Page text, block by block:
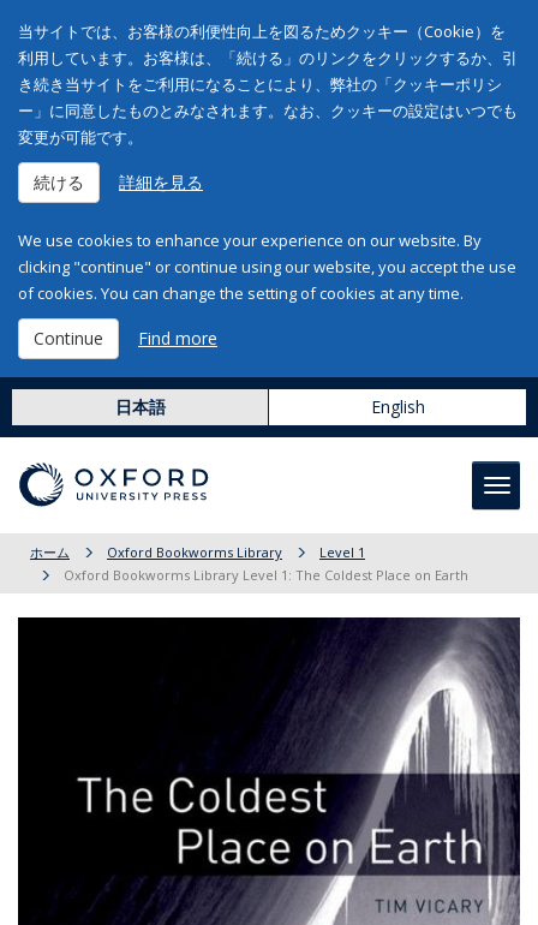
当サイトでは、お客様の利便性向上を図るためクッキー（Cookie）を
利用しています。お客様は、「続ける」のリンクをクリックするか、引
き続き当サイトをご利用になることにより、弊社の「クッキーポリシ
ー」に同意したものとみなされます。なお、クッキーの設定はいつでも
変更が可能です。
続ける 詳細を見る
We use cookies to enhance your experience on our website. By
clicking "continue" or continue using our website, you accept the use
of cookies. You can change the setting of cookies at any time.
Continue Find more
日本語 English
ホーム Oxford Bookworms Library
Level 1
Oxford Bookworms Library Level 1: The Coldest Place on Earth